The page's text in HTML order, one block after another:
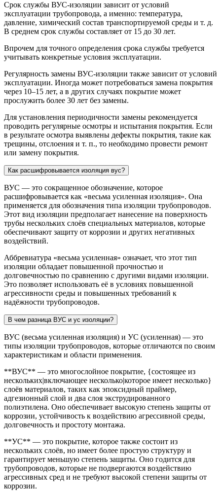
Срок службы ВУС-изоляции зависит от условий
эксплуатации трубопровода, а именно: температура,
давление, химический состав транспортируемой среды и т. д.
В среднем срок службы составляет от 15 до 30 лет.
Впрочем для точного определения срока службы требуется
учитывать конкретные условия эксплуатации.
Регулярность замены ВУС-изоляции также зависит от условий
эксплуатации. Иногда может потребоваться замена покрытия
через 10–15 лет, а в других случаях покрытие может
прослужить более 30 лет без замены.
Для установления периодичности замены рекомендуется
проводить регулярные осмотры и испытания покрытия. Если
в результате осмотра выявлены дефекты покрытия, такие как
трещины, отслоения и т. п., то необходимо провести ремонт
или замену покрытия.
Как расшифровывается изоляция вус?
ВУС — это сокращенное обозначение, которое
расшифровывается как «весьма усиленная изоляция». Она
применяется для обозначения типа изоляции трубопроводов.
Этот вид изоляции предполагает нанесение на поверхность
трубы нескольких слоёв специальных материалов, которые
обеспечивают защиту от коррозии и других негативных
воздействий.
Аббревиатура «весьма усиленная» означает, что этот тип
изоляции обладает повышенной прочностью и
долговечностью по сравнению с другими видами изоляции.
Это позволяет использовать её в условиях повышенной
агрессивности среды и повышенных требований к
надёжности трубопроводов.
В чем разница ВУС и ус изоляции?
ВУС (весьма усиленная изоляция) и УС (усиленная) — это
типы изоляции трубопроводов, которые отличаются по своим
характеристикам и области применения.
**ВУС** — это многослойное покрытие, {состоящее из
нескольких|включающее несколько|которое имеет несколько}
слоёв материалов, таких как эпоксидный праймер,
адгезионный слой и два слоя экструдированного
полиэтилена. Оно обеспечивает высокую степень защиты от
коррозии, устойчивость к воздействию агрессивной среды,
долговечность и простоту монтажа.
**УС** — это покрытие, которое также состоит из
нескольких слоёв, но имеет более простую структуру и
гарантирует меньшую степень защиты. Оно годится для
трубопроводов, которые не подвергаются воздействию
агрессивных сред и не требуют высокой степени защиты от
коррозии.